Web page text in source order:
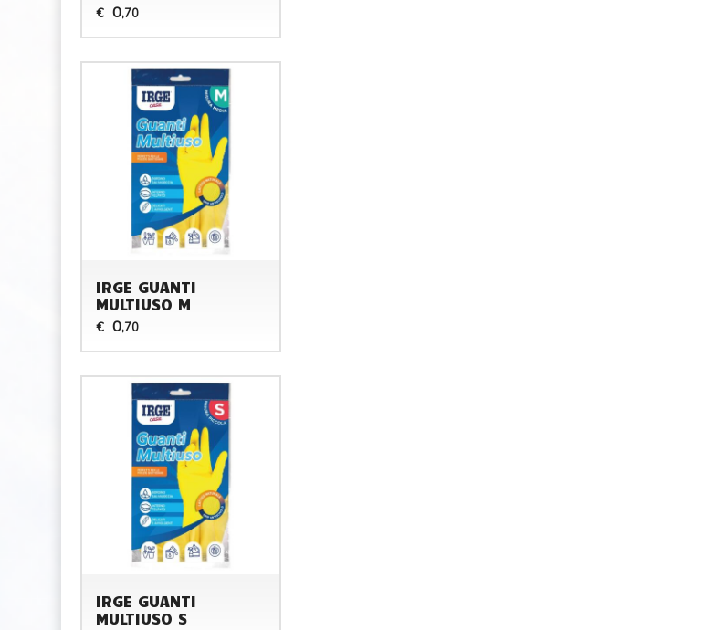
€ 0,70
IRGE GUANTI
MULTIUSO M
€ 0,70
IRGE GUANTI
MULTIUSO S